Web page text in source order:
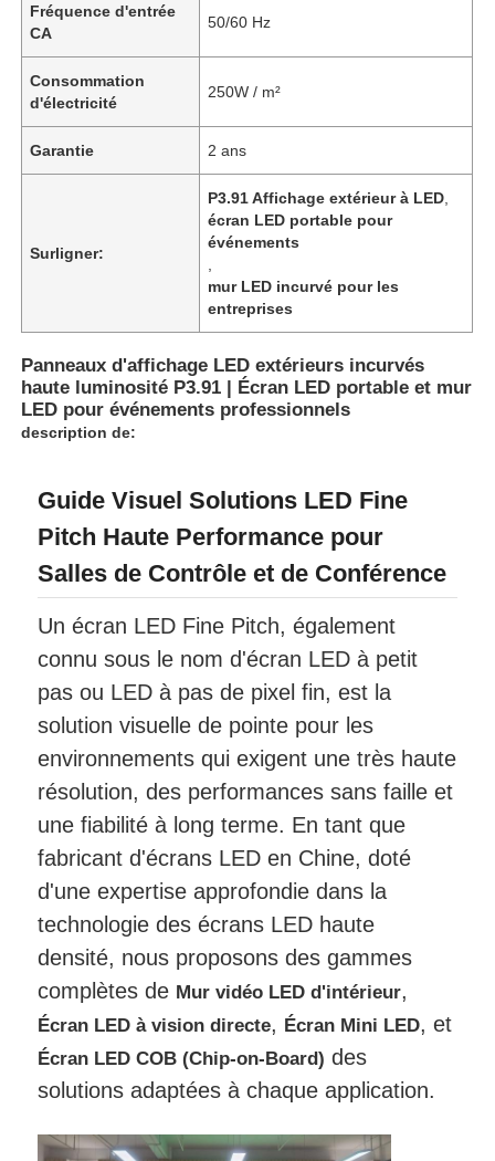
Accueil
Produits
Spectacle de réalité virtuelle
Visite de l'usine
Contrôle de qualité
Nous contacter
Nouvelles
Cas
Demander un devis
Affichage de mur vidéo LED
écran d'affichage LED
Écran du concert LED
Location d'écrans à LED
Mur vidéo LED COB
Affichage LED transparent
Fréquence d'entrée
CA
50/60 Hz
Consommation
d'électricité
250W / m²
Garantie 2 ans
Surligner:
P3.91 Affichage extérieur à LED
écran LED portable pour
événements
mur LED incurvé pour les
entreprises
Panneaux d'affichage LED extérieurs incurvés
haute luminosité P3.91 | Écran LED portable et mur
LED pour événements professionnels
description de:
Guide Visuel Solutions LED Fine
Pitch Haute Performance pour
Salles de Contrôle et de Conférence
Un écran LED Fine Pitch, également
connu sous le nom d'écran LED à petit
pas ou LED à pas de pixel fin, est la
solution visuelle de pointe pour les
environnements qui exigent une très haute
résolution, des performances sans faille et
une fiabilité à long terme. En tant que
fabricant d'écrans LED en Chine, doté
d'une expertise approfondie dans la
technologie des écrans LED haute
densité, nous proposons des gammes
complètes de Mur vidéo LED d'intérieur,
Écran LED à vision directe, Écran Mini LED, et
Écran LED COB (Chip-on-Board) des
solutions adaptées à chaque application.